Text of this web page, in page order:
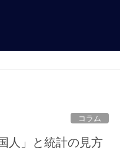
コラム
人」と統計の見方